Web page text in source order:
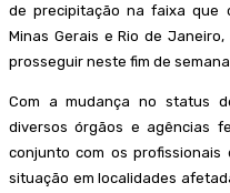
de precipitação na faixa que
Minas Gerais e Rio de
prosseguir neste fim de semana.
Com a mudança no status
diversos órgãos e agências
conjunto com os
situação em localidades